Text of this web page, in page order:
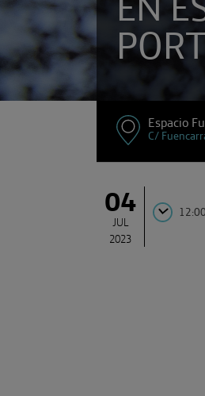
Espacio
C/
04
JUL
2023